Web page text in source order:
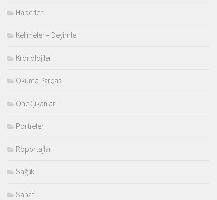
Haberler
Kelimeler – Deyimler
Kronolojiler
Okuma Parçası
Öne Çıkanlar
Portreler
Röportajlar
Sağlık
Sanat